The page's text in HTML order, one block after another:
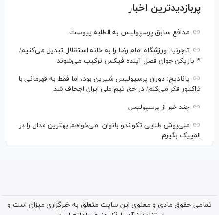
پربازدیدترین اخبار
مدافع سابق پرسپولیس به الطلبه پیوست
تاجرنیا: ورزشگاه امام رضا را به خانه استقلال تبدیل می‌کنیم/
۳ بازیکن جوان فصل آینده فیکس ترکیب می‌شوند
پانادیچ: دوران پرسپولیس شیرین بود، اما فقط به قهرمانی با
تراکتور فکر می‌کنم/ در حق تیم ملی ایران اجحاف شد
چند خبر از پرسپولیس
ملی‌پوش‌ طلایی تکواندو بانوان: می‌خواهم بهترین مدال را در
المپیک بگیرم
تمامی حقوق مادی و معنوی این سایت متعلق به خبرگزاری میزان است و